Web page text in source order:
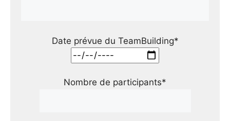
Date prévue du TeamBuilding*
Nombre de participants*